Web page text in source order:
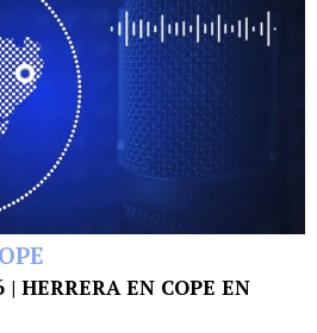
HERRERA EN COPE EN